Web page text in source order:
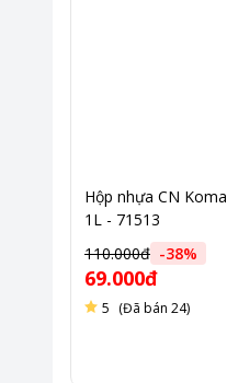
Hộp nhựa CN
1L - 71513
110.000đ -38%
69.000đ
5 (Đã bán 24)